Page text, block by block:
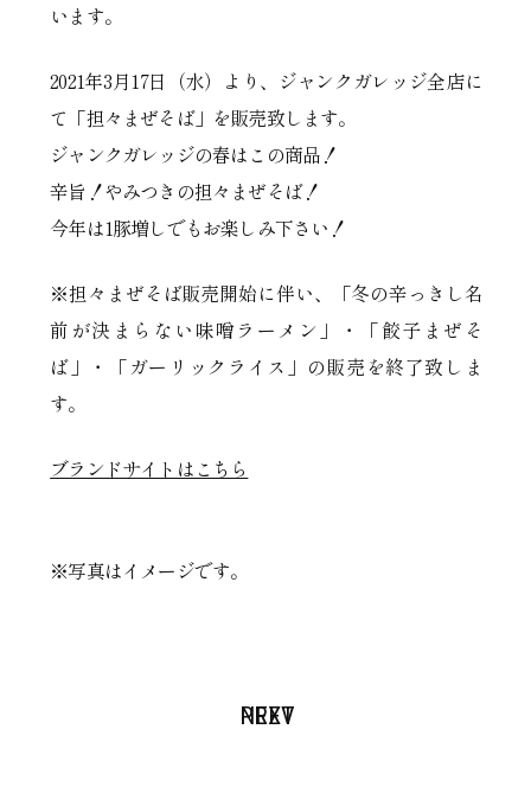
います。
2021年3月17日（水）より、ジャンクガレッジ全店に
て「担々まぜそば」を販売致します。
ジャンクガレッジの春はこの商品！
辛旨！やみつきの担々まぜそば！
今年は1豚増しでもお楽しみ下さい！
※担々まぜそば販売開始に伴い、「冬の辛っきし名
前が決まらない味噌ラーメン」・「餃子まぜそ
ば」・「ガーリックライス」の販売を終了致しま
す。
ブランドサイトはこちら
※写真はイメージです。
PREV
NEXT